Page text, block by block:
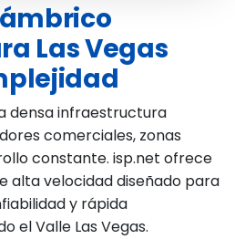
Las Vegas
densa infraestructura
comerciales, zonas
constante. isp.net ofrece
alta velocidad diseñado para
y rápida
el Valle Las Vegas.